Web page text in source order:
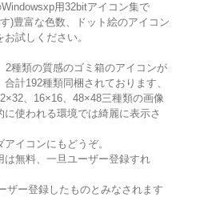
用32bitアイコン集で
)豊富な色数、ドット絵のアイコン
試しください。
2種類の質感のゴミ箱のアイコンが
計192種類同梱されております、
、16×16、48×48三種類の画像
使われる環境では綺麗に表示さ
イコンにもどうぞ。
は無料、一旦ユーザー登録すれ
ザー登録したものとみなされます